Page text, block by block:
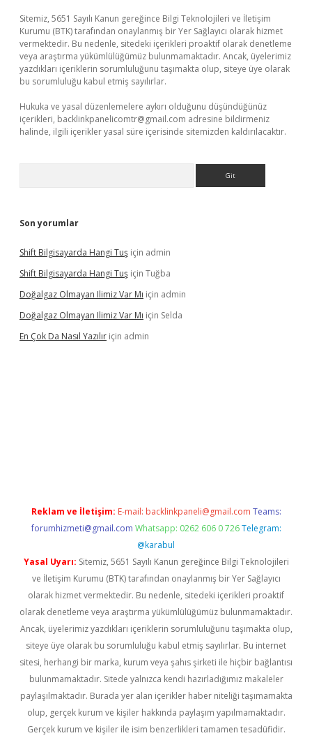
Sitemiz, 5651 Sayılı Kanun gereğince Bilgi Teknolojileri ve İletişim
Kurumu (BTK) tarafından onaylanmış bir Yer Sağlayıcı olarak hizmet
vermektedir. Bu nedenle, sitedeki içerikleri proaktif olarak denetleme
veya araştırma yükümlülüğümüz bulunmamaktadır. Ancak, üyelerimiz
yazdıkları içeriklerin sorumluluğunu taşımakta olup, siteye üye olarak
bu sorumluluğu kabul etmiş sayılırlar.
Hukuka ve yasal düzenlemelere aykırı olduğunu düşündüğünüz
içerikleri, backlinkpanelicomtr@gmail.com adresine bildirmeniz
halinde, ilgili içerikler yasal süre içerisinde sitemizden kaldırılacaktır.
Son yorumlar
Shift Bilgisayarda Hangi Tuş için admin
Shift Bilgisayarda Hangi Tuş için Tuğba
Doğalgaz Olmayan Ilimiz Var Mı için admin
Doğalgaz Olmayan Ilimiz Var Mı için Selda
En Çok Da Nasıl Yazılır için admin
Reklam ve İletişim: E-mail: backlinkpaneli@gmail.com Teams:
forumhizmeti@gmail.com Whatsapp: 0262 606 0 726 Telegram:
@karabul
Yasal Uyarı: Sitemiz, 5651 Sayılı Kanun gereğince Bilgi Teknolojileri
ve İletişim Kurumu (BTK) tarafından onaylanmış bir Yer Sağlayıcı
olarak hizmet vermektedir. Bu nedenle, sitedeki içerikleri proaktif
olarak denetleme veya araştırma yükümlülüğümüz bulunmamaktadır.
Ancak, üyelerimiz yazdıkları içeriklerin sorumluluğunu taşımakta olup,
siteye üye olarak bu sorumluluğu kabul etmiş sayılırlar. Bu internet
sitesi, herhangi bir marka, kurum veya şahıs şirketi ile hiçbir bağlantısı
bulunmamaktadır. Sitede yalnızca kendi hazırladığımız makaleler
paylaşılmaktadır. Burada yer alan içerikler haber niteliği taşımamakta
olup, gerçek kurum ve kişiler hakkında paylaşım yapılmamaktadır.
Gerçek kurum ve kişiler ile isim benzerlikleri tamamen tesadüfidir.